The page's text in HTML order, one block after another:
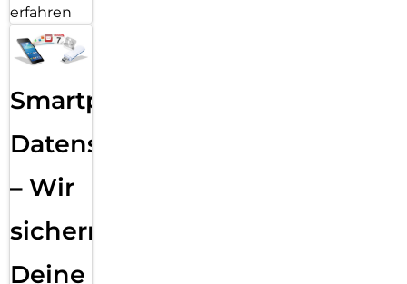
erfahren
Smartphone
Datensicherung
– Wir
sichern
Deine